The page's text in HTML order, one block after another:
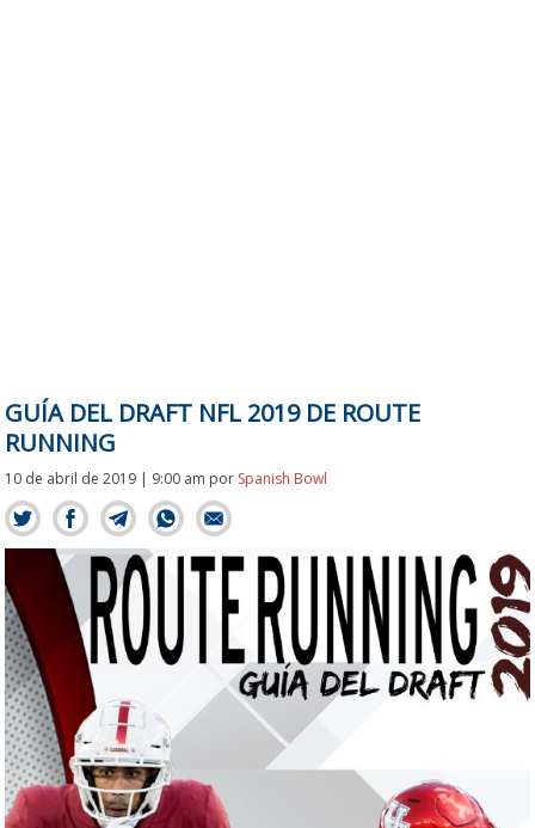
GUÍA DEL DRAFT NFL 2019 DE ROUTE
RUNNING
10 de abril de 2019 | 9:00 am por Spanish Bowl